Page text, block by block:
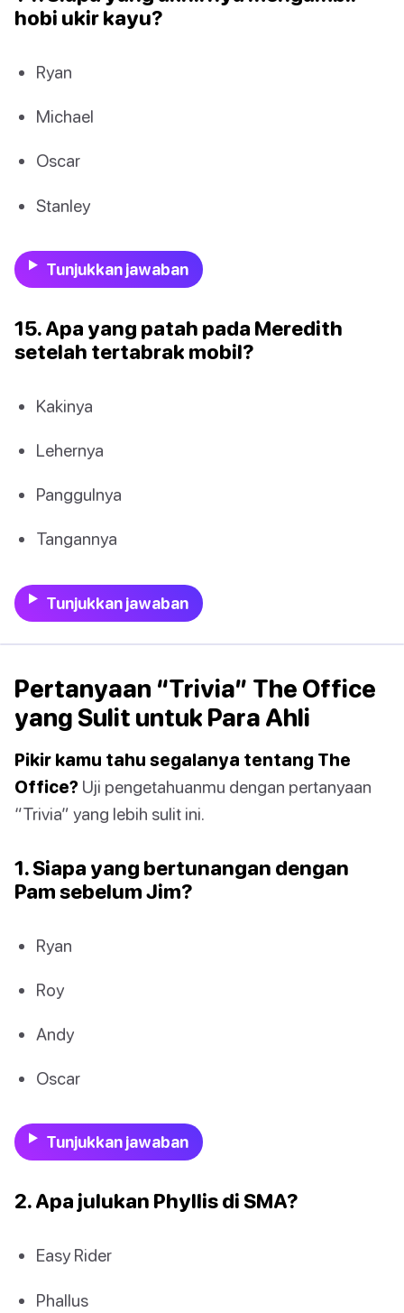
hobi ukir kayu?
Ryan
Michael
Oscar
Stanley
Tunjukkan jawaban
15. Apa yang patah pada Meredith
setelah tertabrak mobil?
Kakinya
Lehernya
Panggulnya
Tangannya
Tunjukkan jawaban
Pertanyaan “Trivia” The Office
yang Sulit untuk Para Ahli
Pikir kamu tahu segalanya tentang The
Office? Uji pengetahuanmu dengan pertanyaan
“Trivia” yang lebih sulit ini.
1. Siapa yang bertunangan dengan
Pam sebelum Jim?
Ryan
Roy
Andy
Oscar
Tunjukkan jawaban
2. Apa julukan Phyllis di SMA?
Easy Rider
Phallus